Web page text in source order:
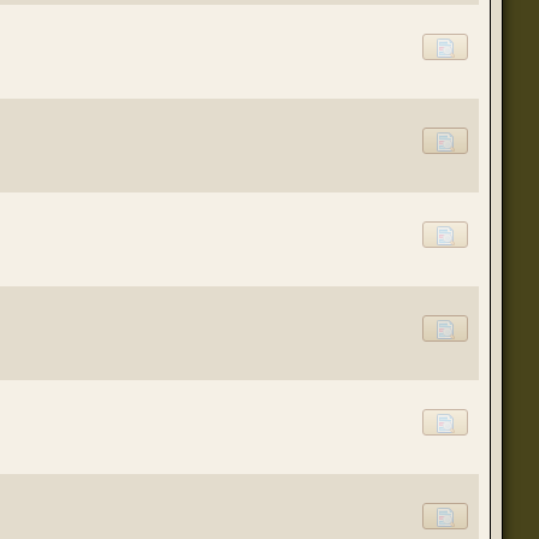
(20 августа 2023 - 08:09 )
(16 мая 2023 - 12:14 )
(07 апреля 2023 - 10:04 )
(07 апреля 2023 - 02:22 )
(01 апреля 2023 - 12:21 )
(01 апреля 2023 - 12:00 )
(31 марта 2023 - 05:51 )
(29 марта 2023 - 11:11 )
(23 марта 2023 - 02:58 )
временного складирования переводов.
(21 марта 2023 - 09:01 )
(05 октября 2022 - 10:30 )